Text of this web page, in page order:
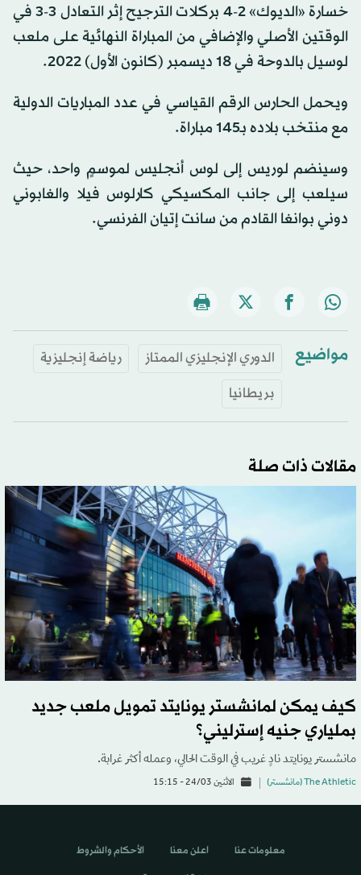
خسارة «الديوك» 2-4 بركلات الترجيح إثر التعادل 3-3 في
الوقتين الأصلي والإضافي من المباراة النهائية على ملعب
لوسيل بالدوحة في 18 ديسمبر (كانون الأول) 2022.
ويحمل الحارس الرقم القياسي في عدد المباريات الدولية
مع منتخب بلاده بـ145 مباراة.
وسينضم لوريس إلى لوس أنجليس لموسمٍ واحد، حيث
سيلعب إلى جانب المكسيكي كارلوس فيلا والغابوني
دوني بوانغا القادم من سانت إتيان الفرنسي.
مواضيع الدوري الإنجليزي الممتاز
رياضة إنجليزية
بريطانيا
مقالات ذات صلة
كيف يمكن لمانشستر يونايتد تمويل ملعب جديد
بملياري جنيه إسترليني؟
مانشستر يونايتد نادٍ غريب في الوقت الحالي، وعمله أكثر غرابة.
The Athletic (مانشستر) الاثنين 24/03 - 15:15
معلومات عنا اعلن معنا الأحكام والشروط